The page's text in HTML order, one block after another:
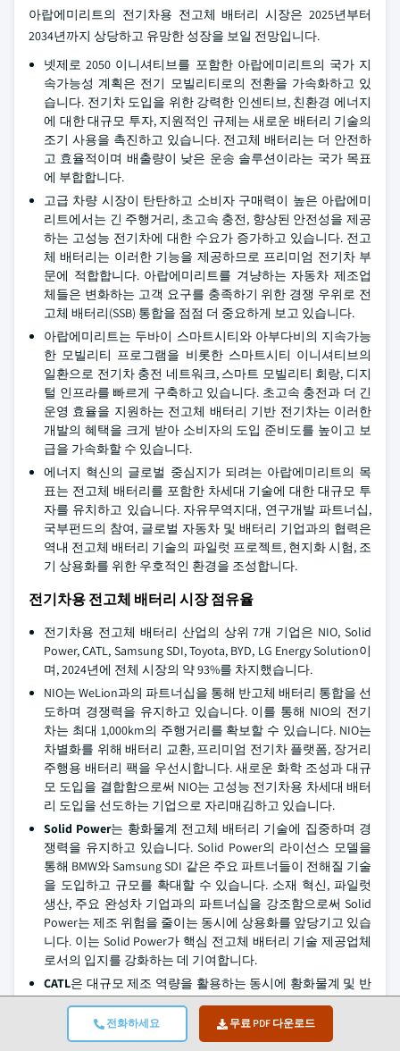
전화하세요 무료 PDF 다운로드
아랍에미리트의 전기차용 전고체 배터리 시장은 2025년부터
2034년까지 상당하고 유망한 성장을 보일 전망입니다.
넷제로 2050 이니셔티브를 포함한 아랍에미리트의 국가 지
속가능성 계획은 전기 모빌리티로의 전환을 가속화하고 있
습니다. 전기차 도입을 위한 강력한 인센티브, 친환경 에너지
에 대한 대규모 투자, 지원적인 규제는 새로운 배터리 기술의
조기 사용을 촉진하고 있습니다. 전고체 배터리는 더 안전하
고 효율적이며 배출량이 낮은 운송 솔루션이라는 국가 목표
에 부합합니다.
고급 차량 시장이 탄탄하고 소비자 구매력이 높은 아랍에미
리트에서는 긴 주행거리, 초고속 충전, 향상된 안전성을 제공
하는 고성능 전기차에 대한 수요가 증가하고 있습니다. 전고
체 배터리는 이러한 기능을 제공하므로 프리미엄 전기차 부
문에 적합합니다. 아랍에미리트를 겨냥하는 자동차 제조업
체들은 변화하는 고객 요구를 충족하기 위한 경쟁 우위로 전
고체 배터리(SSB) 통합을 점점 더 중요하게 보고 있습니다.
아랍에미리트는 두바이 스마트시티와 아부다비의 지속가능
한 모빌리티 프로그램을 비롯한 스마트시티 이니셔티브의
일환으로 전기차 충전 네트워크, 스마트 모빌리티 회랑, 디지
털 인프라를 빠르게 구축하고 있습니다. 초고속 충전과 더 긴
운영 효율을 지원하는 전고체 배터리 기반 전기차는 이러한
개발의 혜택을 크게 받아 소비자의 도입 준비도를 높이고 보
급을 가속화할 수 있습니다.
에너지 혁신의 글로벌 중심지가 되려는 아랍에미리트의 목
표는 전고체 배터리를 포함한 차세대 기술에 대한 대규모 투
자를 유치하고 있습니다. 자유무역지대, 연구개발 파트너십,
국부펀드의 참여, 글로벌 자동차 및 배터리 기업과의 협력은
역내 전고체 배터리 기술의 파일럿 프로젝트, 현지화 시험, 조
기 상용화를 위한 우호적인 환경을 조성합니다.
전기차용 전고체 배터리 시장 점유율
전기차용 전고체 배터리 산업의 상위 7개 기업은 NIO, Solid
Power, CATL, Samsung SDI, Toyota, BYD, LG Energy Solution이
며, 2024년에 전체 시장의 약 93%를 차지했습니다.
NIO는 WeLion과의 파트너십을 통해 반고체 배터리 통합을 선
도하며 경쟁력을 유지하고 있습니다. 이를 통해 NIO의 전기
차는 최대 1,000km의 주행거리를 확보할 수 있습니다. NIO는
차별화를 위해 배터리 교환, 프리미엄 전기차 플랫폼, 장거리
주행용 배터리 팩을 우선시합니다. 새로운 화학 조성과 대규
모 도입을 결합함으로써 NIO는 고성능 전기차용 차세대 배터
리 도입을 선도하는 기업으로 자리매김하고 있습니다.
Solid Power는 황화물계 전고체 배터리 기술에 집중하며 경
쟁력을 유지하고 있습니다. Solid Power의 라이선스 모델을
통해 BMW와 Samsung SDI 같은 주요 파트너들이 전해질 기술
을 도입하고 규모를 확대할 수 있습니다. 소재 혁신, 파일럿
생산, 주요 완성차 기업과의 파트너십을 강조함으로써 Solid
Power는 제조 위험을 줄이는 동시에 상용화를 앞당기고 있습
니다. 이는 Solid Power가 핵심 전고체 배터리 기술 제공업체
로서의 입지를 강화하는 데 기여합니다.
CATL은 대규모 제조 역량을 활용하는 동시에 황화물계 및 반
고체 배터리 기술에 투자하며 선도적 입지를 강화하고 있습
니다. CATL은 다중 화학 조성 접근 방식을 취하고 있으며, 글
로벌 완성차 기업들과 협력해 초기 전고체 배터리 솔루션을